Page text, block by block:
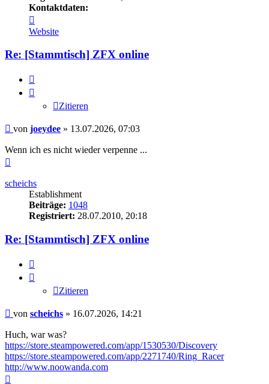
Kontaktdaten:
von
joeydee
Website
Re: [Stammtisch] ZFX online
Zitieren
Beitrag
von joeydee » 13.07.2026, 07:03
Wenn ich es nicht wieder verpenne ...
scheichs
Establishment
Beiträge: 1048
Registriert: 28.07.2010, 20:18
Re: [Stammtisch] ZFX online
Zitieren
Beitrag
von scheichs » 16.07.2026, 14:21
Huch, war was?
https://store.steampowered.com/app/1530530/Discovery
https://store.steampowered.com/app/2271740/Ring_Racer
http://www.noowanda.com